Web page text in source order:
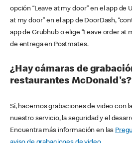
opción “Leave at my door” en el app de
at my door” en el app de DoorDash,
app de Grubhub o elige “Leave order at
de entrega en Postmates.
¿Hay cámaras de
restaurantes McDonald's?
Sí, hacemos grabaciones de video con
nuestro servicio, la seguridad y el
Encuentra más información en las